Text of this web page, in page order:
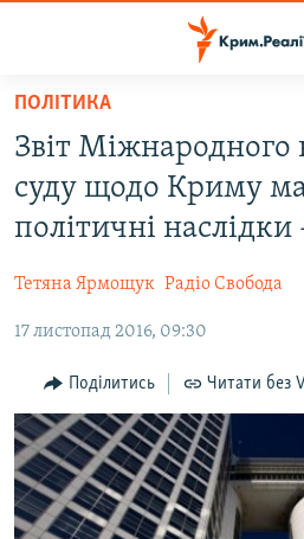
Перейти
основного
матеріалу
Перейти
до
основної
Перейти
пошуку
ВІДЕО ТА ФОТО
БЛОГИ
ПОГЛЯД
ІНТЕРВ'Ю
ВСЕ ЗА ДЕНЬ
СПЕЦПРОЕКТИ
ДЕПОРТАЦІЯ
ЯК ОБІЙТИ БЛОКУВАННЯ
ПОЛІТИКА
Звіт Міжнародного
суду щодо Криму
політичні
Тетяна Ярмощук Радіо Свобода
17 листопад 2016, 09:30
Поділитись Читати без